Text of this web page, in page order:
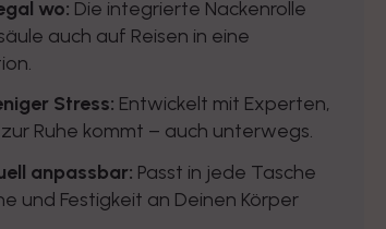
wo: Die integrierte Nackenrolle
auch auf Reisen in eine
Stress: Entwickelt mit Experten,
Ruhe kommt – auch unterwegs.
anpassbar: Passt in jede Tasche
und Festigkeit an Deinen Körper